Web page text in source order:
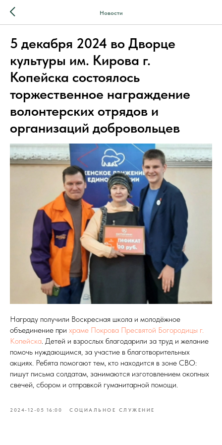
Новости
5 декабря 2024 во Дворце
культуры им. Кирова г.
Копейска состоялось
торжественное награждение
волонтерских отрядов и
организаций добровольцев
Награду получили Воскресная школа и молодёжное
объединение при храме Покрова Пресвятой Богородицы г.
Копейска. Детей и взрослых благодарили за труд и желание
помочь нуждающимся, за участие в благотворительных
акциях. Ребята помогают тем, кто находится в зоне СВО:
пишут письма солдатам, занимаются изготовлением окопных
свечей, сбором и отправкой гуманитарной помощи.
2024-12-05 16:00 СОЦИАЛЬНОЕ СЛУЖЕНИЕ